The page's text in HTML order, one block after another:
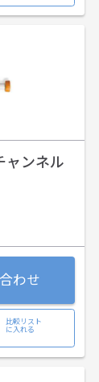
ンネル
わせ
比較リスト
に入れる